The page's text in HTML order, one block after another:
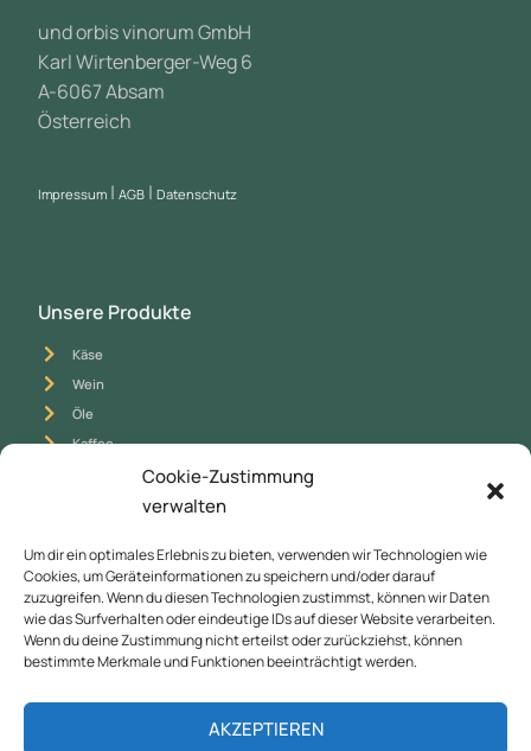
Cookie-Zustimmung
verwalten
Um dir ein optimales Erlebnis zu bieten, verwenden wir Technologien wie
Cookies, um Geräteinformationen zu speichern und/oder darauf
zuzugreifen. Wenn du diesen Technologien zustimmst, können wir Daten
wie das Surfverhalten oder eindeutige IDs auf dieser Website verarbeiten.
Wenn du deine Zustimmung nicht erteilst oder zurückziehst, können
bestimmte Merkmale und Funktionen beeinträchtigt werden.
AKZEPTIEREN
und orbis vinorum GmbH
Karl Wirtenberger-Weg 6
A-6067 Absam
Österreich
Impressum | AGB | Datenschutz
Unsere Produkte
Käse
Wein
Öle
Kaffee
Schokolade
Zitrusfrüchte
Seifen
+43 (0) 664 73 32 51 17